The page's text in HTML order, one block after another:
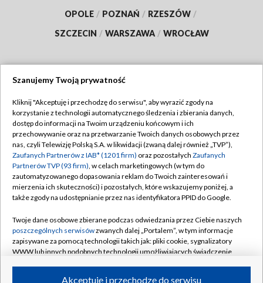
OPOLE / POZNAŃ / RZESZÓW /
SZCZECIN / WARSZAWA / WROCŁAW
TVP
Abonament TVP
Emisja w TVP
Centrum informacji TVP
Naziemna Telewizja Cyfrowa
Rada Programowa
System NOS
Informacje o nadawcy
Regulamin TVP
Polityka prywatności
Moje zgody
Pomoc
Kontakt
Kanały
Szanujemy Twoją prywatność
Kliknij "Akceptuję i przechodzę do serwisu", aby wyrazić zgody na
korzystanie z technologii automatycznego śledzenia i zbierania danych,
dostęp do informacji na Twoim urządzeniu końcowym i ich
przechowywanie oraz na przetwarzanie Twoich danych osobowych przez
nas, czyli Telewizję Polską S.A. w likwidacji (zwaną dalej również „TVP”),
Zaufanych Partnerów z IAB* (1201 firm) oraz pozostałych Zaufanych
Partnerów TVP (93 firm), w celach marketingowych (w tym do
zautomatyzowanego dopasowania reklam do Twoich zainteresowań i
mierzenia ich skuteczności) i pozostałych, które wskazujemy poniżej, a
także zgody na udostępnianie przez nas identyfikatora PPID do Google.
Twoje dane osobowe zbierane podczas odwiedzania przez Ciebie naszych
poszczególnych serwisówzwanych dalej „Portalem”, w tym informacje
zapisywane za pomocą technologii takich jak: pliki cookie, sygnalizatory
WWW lub innych podobnych technologii umożliwiających świadczenie
Akceptuję i przechodzę do serwisu